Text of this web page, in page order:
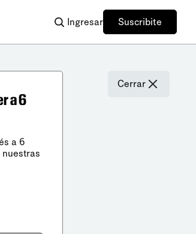
Ingresar Suscribite
Cerrar
a 6
a 6